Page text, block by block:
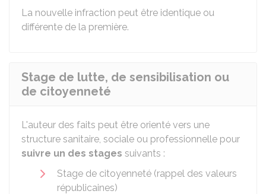
La nouvelle infraction peut être identique ou
différente de la première.
Stage de lutte, de sensibilisation ou
de citoyenneté
L'auteur des faits peut être orienté vers une
structure sanitaire, sociale ou professionnelle pour
suivre un des stages suivants :
Stage de citoyenneté (rappel des valeurs
républicaines)